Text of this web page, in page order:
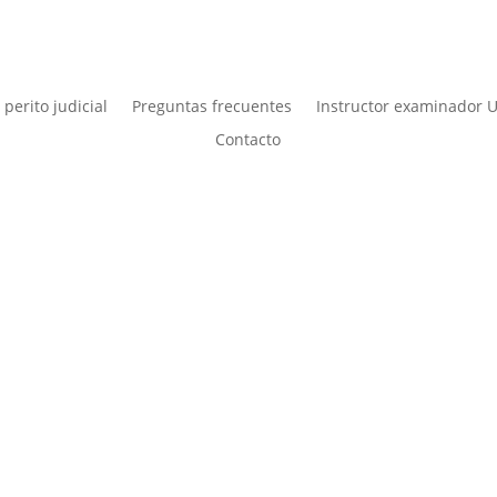
perito judicial Preguntas frecuentes
Instructor examinador
Contacto